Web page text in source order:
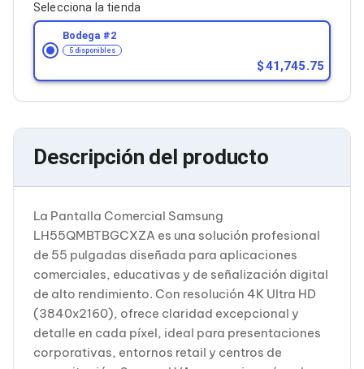
Cableado Estructurado para Servidores
Cables KVM
Fuentes de Poder
Enfriamiento para Servidores
Soportes y Paneles
Sistemas Operativos para Servidores
Soportes de Datos
Discos Duros / SSD / NAS
Accesorios para Discos Duros
Gabinetes de Discos Duros
Discos Duros para NAS
Discos Duros para Videovigilancia
Discos Duros para Servidores
Accesorios para SSD
Gabinetes para SSD
Almacenamiento MSA
Discos Duros Internos para PC
Discos Duros Internos para Laptop
Monitores
Selecciona la tienda
Bodega #2
5 disponibles
41,745.75
Descripción del producto
La Pantalla Comercial Samsung
LH55QMBTBGCXZA es una solución profesional
de 55 pulgadas diseñada para aplicaciones
comerciales, educativas y de señalización digital
de alto rendimiento. Con resolución 4K Ultra HD
(3840x2160), ofrece claridad excepcional y
detalle en cada píxel, ideal para presentaciones
corporativas, entornos retail y centros de